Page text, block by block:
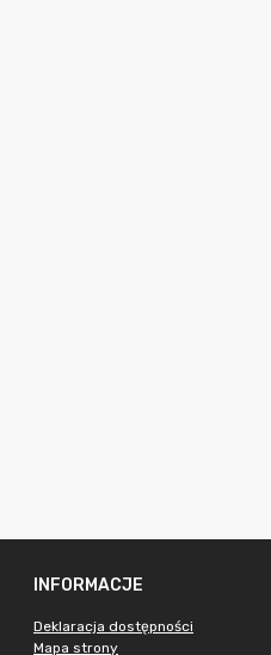
INFORMACJE
Deklaracja dostępności
Mapa strony